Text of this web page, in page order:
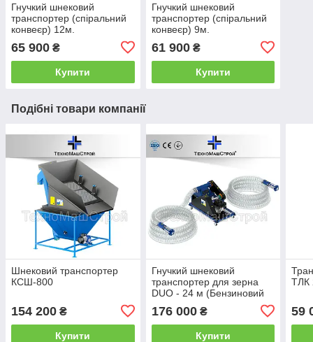
Гнучкий шнековий
транспортер (спіральний
конвеєр) 12м.
65 900 ₴
Купити
Гнучкий шнековий
транспортер (спіральний
конвеєр) 9м.
61 900₴
Купити
Подібні товари компанії
Шнековий транспортер
КСШ-800
154 200 ₴
Купити
Гнучкий шнековий
транспортер для зерна
DUO - 24 м (Бензиновий
176 000₴
Купити
ТЛК
59